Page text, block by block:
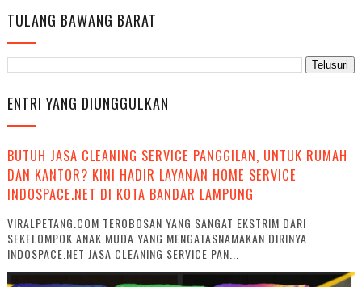
TULANG BAWANG BARAT
ENTRI YANG DIUNGGULKAN
BUTUH JASA CLEANING SERVICE PANGGILAN, UNTUK RUMAH
DAN KANTOR? KINI HADIR LAYANAN HOME SERVICE
INDOSPACE.NET DI KOTA BANDAR LAMPUNG
VIRALPETANG.COM TEROBOSAN YANG SANGAT EKSTRIM DARI
SEKELOMPOK ANAK MUDA YANG MENGATASNAMAKAN DIRINYA
INDOSPACE.NET JASA CLEANING SERVICE PAN...